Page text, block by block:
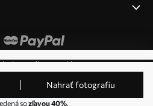
Nahrať fotografiu
sozľavou 40%.
pre súbory cookie
práva vyhradené. Prevádzkuje
DPH: PL9223057591.